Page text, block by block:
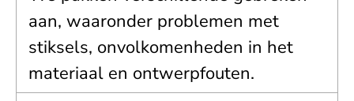
aan, waaronder problemen met
stiksels, onvolkomenheden in het
materiaal en ontwerpfouten.